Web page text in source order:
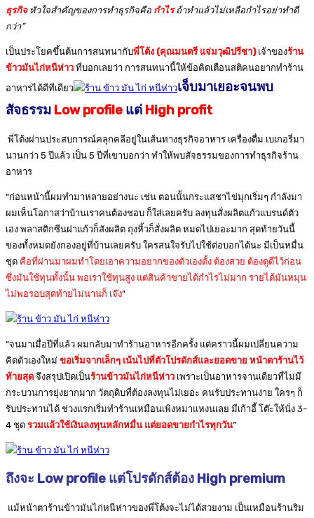
ธุรกิจหัวใจสำคัญของการทำธุรกิจคือ กำไรถ้าทำแล้วไม่เหลือกำไรอย่าทำดี
กว่า”
เป็นประโยคขึ้นต้นการสนทนากับพี่โต้ง (คุณมนตรี แจ่มวุฒิปรีชา)เจ้าของร้าน
ข้าวมันไก่หนีห่าว ที่บอกเลยว่า การสนทนานี้ให้ข้อคิดเตือนสติคนอยากทำร้าน
อาหารได้ดีทีเดียว
เจ็บมาเยอะจนพบ
สัจธรรม Low profile แต่ High profit
พี่โต้งผ่านประสบการณ์คลุกคลีอยู่ในเส้นทางธุรกิจอาหาร เครื่องดื่ม เบเกอรี่มา
นานกว่า 5 ปีแล้ว เป็น 5 ปีที่เขาบอกว่า ทำให้พบสัจธรรมของการทำธุรกิจร้าน
อาหาร
“ก่อนหน้านี้ผมทำมาหลายอย่างนะ เช่น ตอนนั้นกระแสชาไข่มุกเริ่มๆ กำลังมา
ผมเห็นโอกาสว่าบ้านเราคนต้องชอบ ก็ใส่เลยครับ ลงทุนสั่งผลิตแก้วแบรนด์ตัว
เอง พลาสติกซีนฝาแก้วก็สังผลิต ถุงหิ้วก็สั่งผลิต หมดไปเยอะมาก สุดท้ายวันนี้
ของทั้งหมดยังกองอยู่ที่บ้านเลยครับ ใครสนใจรับไปใช้ต่อบอกได้นะ มีเป็นหมื่น
ชุด คือที่ผ่านมาผมทำโดยเอาความอยากของตัวเองตั้ง ต้องสวย ต้องดูดีไว้ก่อน
ซึ่งมันใช้ทุนทั้งนั้น พอเราใช้ทุนสูง แต่สินค้าขายได้กำไรไม่มาก รายได้มันหมุน
ไม่พอรอบสุดท้ายไม่นานก็ เจ๊ง”
“จนมาเมื่อปีที่แล้ว ผมกลับมาทำร้านอาหารอีกครั้ง แต่คราวนี้ผมเปลี่ยนความ
คิดตัวเองใหม่ ขอเริ่มจากเล็กๆ เน้นไปที่ตัวโปรดักส์และยอดขาย หน้าตาร้านไว้
ท้ายสุด จึงสรุปเปิดเป็นร้านข้าวมันไก่หนีห่าว เพราะเป็นอาหารจานเดียวที่ไม่มี
กระบวนการยุ่งยากมาก วัตถุดิบที่ต้องลงทุนไม่เยอะ คนรับประทานง่าย ใครๆ ก็
รับประทานได้ ช่วงแรกเริ่มทำร้านเหมือนเพิงหมาแหงนเลย มีเก้าอี้ โต๊ะให้นั่ง 3-
4 ชุด รวมแล้วใช้เงินลงทุนหลักหมื่น แต่ยอดขายกำไรทุกวัน”
ถึงจะ Low profile แต่โปรดักส์ต้อง High premium
แม้หน้าตาร้านข้าวมันไก่หนีห่าวของพี่โต้งจะไม่ได้สวยงาม เป็นเหมือนร้านริม